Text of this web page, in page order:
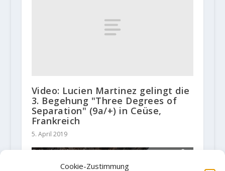
Cookie-Zustimmung
Video: Lucien Martinez gelingt die
3. Begehung "Three Degrees of
Separation" (9a/+) in Ceüse,
Frankreich
5. April 2019